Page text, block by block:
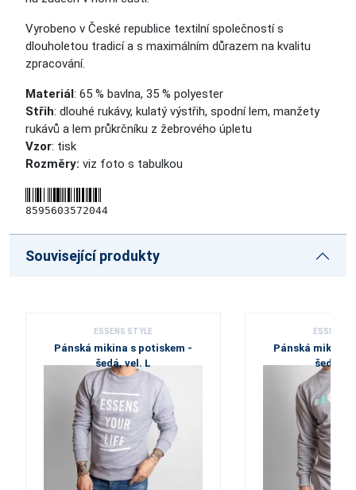
Vyrobeno v České republice textilní společností s
dlouholetou tradicí a s maximálním důrazem na kvalitu
zpracování.
Materiál: 65 % bavlna, 35 % polyester
Střih: dlouhé rukávy, kulatý výstřih, spodní lem, manžety
rukávů a lem průkrčníku z žebrového úpletu
Vzor: tisk
Rozměry: viz foto s tabulkou
8595603572044
Související produkty
ESSENS STYLE
Pánská mikina s potiskem -
šedá, vel. L
ESSENS
Pánská mikina
šedá,